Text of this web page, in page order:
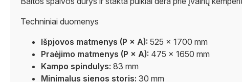
Techniniai duomenys
Išpjovos matmenys (P × A): 525 × 1700 mm
Praėjimo matmenys (P × A): 475 × 1650 mm
Kampo spindulys: 83 mm
Minimalus sienos storis: 30 mm